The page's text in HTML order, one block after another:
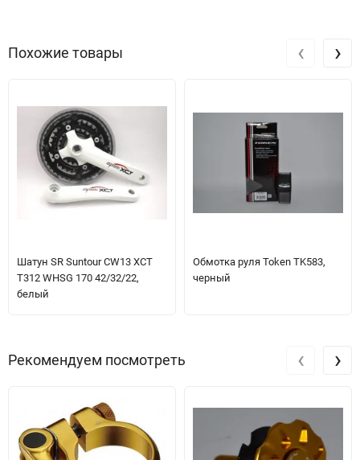
Похожие товары
Шатун SR Suntour CW13 XCT
T312 WHSG 170 42/32/22,
белый
Обмотка руля Token TK583,
черный
‹ ›
Рекомендуем посмотреть ‹ ›